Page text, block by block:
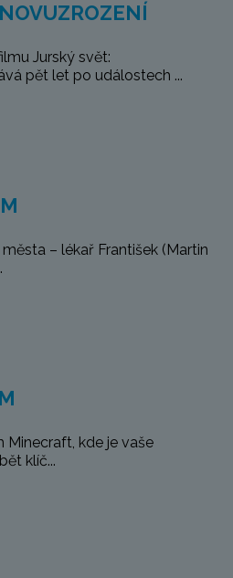
Jurský svět:
pět let po událostech ...
– lékař František (Martin
kde je vaše
klíč...